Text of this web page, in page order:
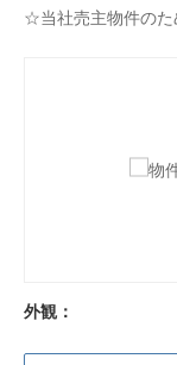
☆当社売主物件のた
外観：